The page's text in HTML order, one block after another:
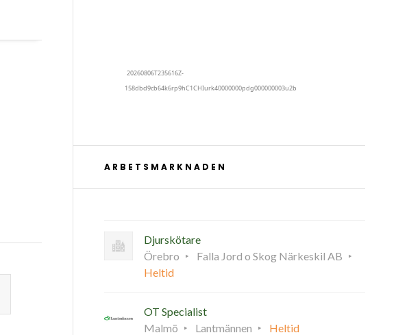
ARBETSMARKNADEN
Djurskötare
Örebro
Falla Jord o Skog Närkeskil AB
Heltid
OT Specialist
Malmö
Lantmännen Heltid